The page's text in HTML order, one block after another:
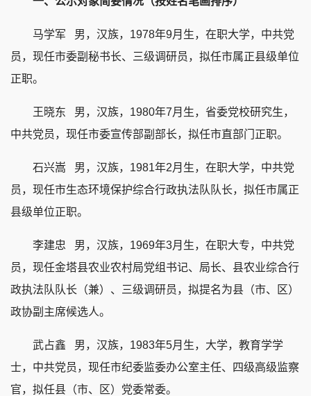
马学军 男，汉族，1978年9月生，在职大学，中共党
员，现任市委副秘书长、三级调研员，拟任市属正县级单位
正职。
王晓东
男，汉族，1980年7月生，省委党校研究生，
中共党员，现任市委宣传部副部长，拟任市直部门正职。
石兴嵩
男，汉族，1981年2月生，在职大学，中共党
员，现任市生态环境保护综合行政执法队队长，拟任市属正
县级单位正职。
李建忠
男，汉族，1969年3月生，在职大专，中共党
员，现任金塔县农业农村局党组书记、局长、县农业综合行
政执法队队长（兼）、三级调研员，拟提名为县（市、区）
政协副主席候选人。
武占鑫
男，汉族，1983年5月生，大学，教育学学
士，中共党员，现任市纪委监委办公室主任、四级高级监察
官，拟任县（市、区）党委常委。